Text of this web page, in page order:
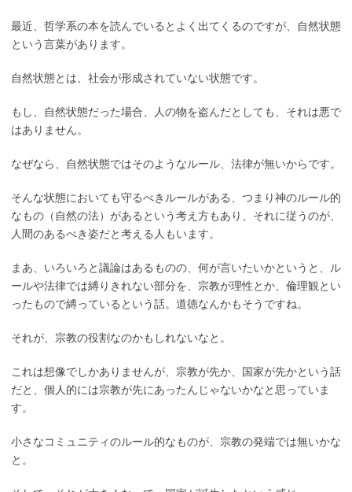
最近、哲学系の本を読んでいるとよく出てくるのですが、自然状態
という言葉があります。
自然状態とは、社会が形成されていない状態です。
もし、自然状態だった場合、人の物を盗んだとしても、それは悪で
はありません。
なぜなら、自然状態ではそのようなルール、法律が無いからです。
そんな状態においても守るべきルールがある、つまり神のルール的
なもの（自然の法）があるという考え方もあり、それに従うのが、
人間のあるべき姿だと考える人もいます。
まあ、いろいろと議論はあるものの、何が言いたいかというと、ル
ールや法律では縛りきれない部分を、宗教が理性とか、倫理観とい
ったもので縛っているという話。道徳なんかもそうですね。
それが、宗教の役割なのかもしれないなと。
これは想像でしかありませんが、宗教が先か、国家が先かという話
だと、個人的には宗教が先にあったんじゃないかなと思っていま
す。
小さなコミュニティのルール的なものが、宗教の発端では無いかな
と。